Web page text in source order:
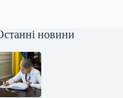
новини